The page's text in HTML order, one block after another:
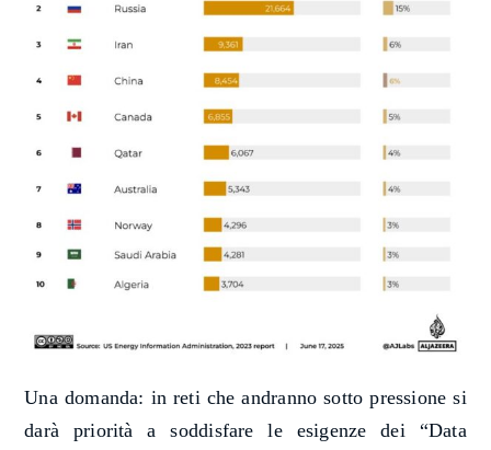
Una domanda: in reti che andranno sotto pressione si
darà priorità a soddisfare le esigenze dei “Data